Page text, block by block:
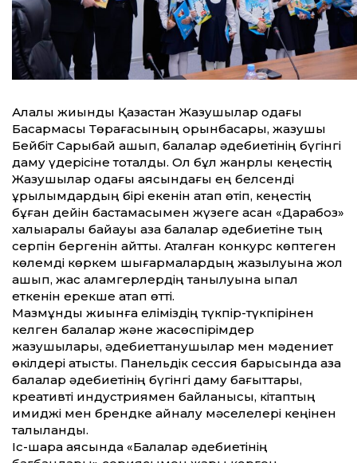
Алқалы жиынды Қазақстан Жазушы­лар одағы
Басқармасы Төрағасы­ның орынбасары, жазушы
Бейбіт Сарыбай ашып, балалар әдебиетінің бүгінгі
даму үдерісіне тоқталды. Ол бұл жанрлық кеңестің
Жазушылар одағы аясындағы ең белсенді
құрылымдардың бірі екенін атап өтіп, кеңестің
бұған дейін бастамасымен жүзеге асқан «Дарабоз»
халықаралық байқауы қазақ балалар әдебиетіне тың
серпін бергенін айтты. Аталған конкурс көптеген
көлемді көркем шығармалардың жазылуына жол
ашып, жас қаламгерлердің танылуына ықпал
еткенін ерекше атап өтті.
Мазмұнды жиынға еліміздің түк­пір-түк­пірінен
келген балалар және жасөс­пірімдер
жазушылары, әдебиеттанушылар мен мәдениет
өкілдері қатысты. Панельдік сессия барысында қазақ
балалар әдебиетінің бүгінгі даму бағыттары,
креативті индустриямен байланысы, кітаптың
имиджі мен брендке айналу мәселелері кеңінен
талқыланды.
Іс-шара аясында «Балалар әдебиетінің